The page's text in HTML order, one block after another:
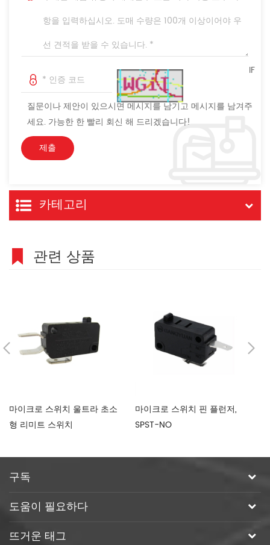
IF
질문이나 제안이 있으시면 메시지를 남기고 메시지를 남겨주
세요. 가능한 한 빨리 회신 해 드리겠습니다!
카테고리
관련 상품
마이크로 스위치 울트라 초소
형 리미트 스위치
마이크로 스위치 핀 플런저,
SPST-NO
구독
도움이 필요하다
뜨거운 태그